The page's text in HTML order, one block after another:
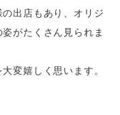
出店もあり、オリジ
がたくさん見られま
変嬉しく思います。